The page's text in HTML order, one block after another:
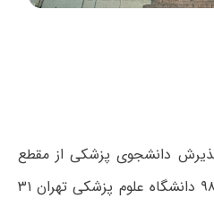
دانشجوی پزشکی از مقطع
کارشناسی سال تحصیلی ۹۷-۹۸ دانشگاه علوم پزشکی تهران ۳۱